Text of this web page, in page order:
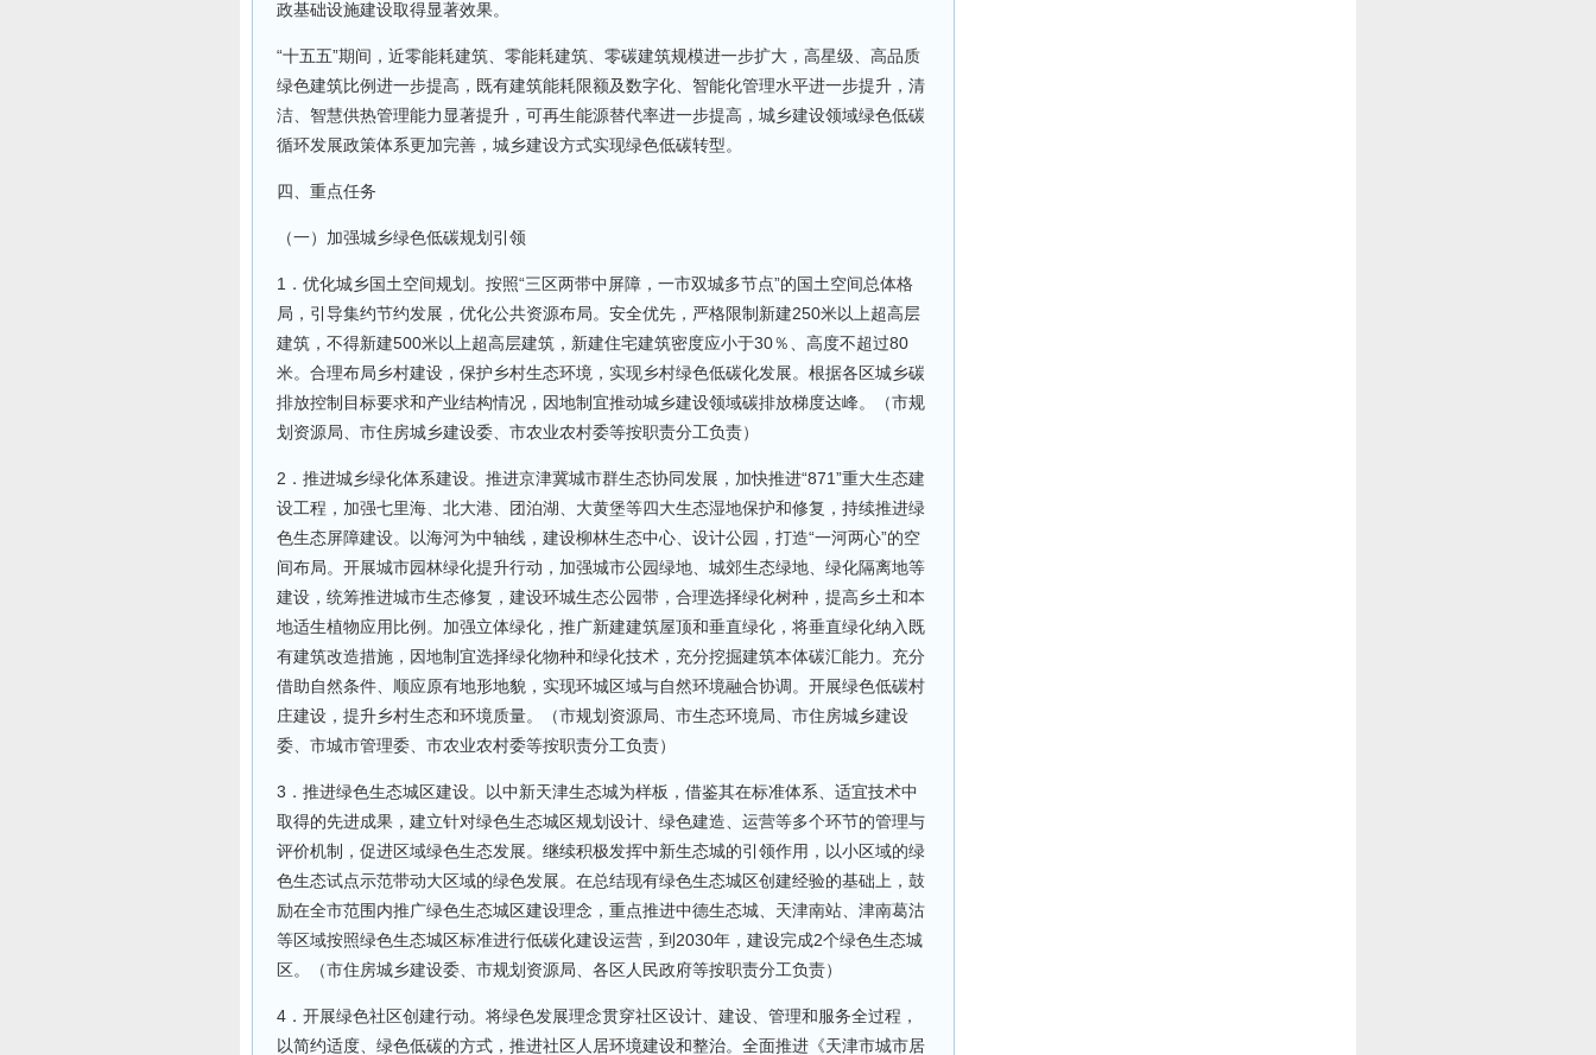
政基础设施建设取得显著效果。
“十五五”期间，近零能耗建筑、零能耗建筑、零碳建筑规模进一步扩大，高星级、高品质
绿色建筑比例进一步提高，既有建筑能耗限额及数字化、智能化管理水平进一步提升，清
洁、智慧供热管理能力显著提升，可再生能源替代率进一步提高，城乡建设领域绿色低碳
循环发展政策体系更加完善，城乡建设方式实现绿色低碳转型。
四、重点任务
（一）加强城乡绿色低碳规划引领
1．优化城乡国土空间规划。按照“三区两带中屏障，一市双城多节点”的国土空间总体格
局，引导集约节约发展，优化公共资源布局。安全优先，严格限制新建250米以上超高层
建筑，不得新建500米以上超高层建筑，新建住宅建筑密度应小于30％、高度不超过80
米。合理布局乡村建设，保护乡村生态环境，实现乡村绿色低碳化发展。根据各区城乡碳
排放控制目标要求和产业结构情况，因地制宜推动城乡建设领域碳排放梯度达峰。（市规
划资源局、市住房城乡建设委、市农业农村委等按职责分工负责）
2．推进城乡绿化体系建设。推进京津冀城市群生态协同发展，加快推进“871”重大生态建
设工程，加强七里海、北大港、团泊湖、大黄堡等四大生态湿地保护和修复，持续推进绿
色生态屏障建设。以海河为中轴线，建设柳林生态中心、设计公园，打造“一河两心”的空
间布局。开展城市园林绿化提升行动，加强城市公园绿地、城郊生态绿地、绿化隔离地等
建设，统筹推进城市生态修复，建设环城生态公园带，合理选择绿化树种，提高乡土和本
地适生植物应用比例。加强立体绿化，推广新建建筑屋顶和垂直绿化，将垂直绿化纳入既
有建筑改造措施，因地制宜选择绿化物种和绿化技术，充分挖掘建筑本体碳汇能力。充分
借助自然条件、顺应原有地形地貌，实现环城区域与自然环境融合协调。开展绿色低碳村
庄建设，提升乡村生态和环境质量。（市规划资源局、市生态环境局、市住房城乡建设
委、市城市管理委、市农业农村委等按职责分工负责）
3．推进绿色生态城区建设。以中新天津生态城为样板，借鉴其在标准体系、适宜技术中
取得的先进成果，建立针对绿色生态城区规划设计、绿色建造、运营等多个环节的管理与
评价机制，促进区域绿色生态发展。继续积极发挥中新生态城的引领作用，以小区域的绿
色生态试点示范带动大区域的绿色发展。在总结现有绿色生态城区创建经验的基础上，鼓
励在全市范围内推广绿色生态城区建设理念，重点推进中德生态城、天津南站、津南葛沽
等区域按照绿色生态城区标准进行低碳化建设运营，到2030年，建设完成2个绿色生态城
区。（市住房城乡建设委、市规划资源局、各区人民政府等按职责分工负责）
4．开展绿色社区创建行动。将绿色发展理念贯穿社区设计、建设、管理和服务全过程，
以简约适度、绿色低碳的方式，推进社区人居环境建设和整治。全面推进《天津市城市居